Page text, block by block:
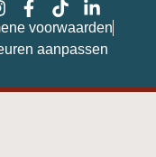
voorwaarden
aanpassen